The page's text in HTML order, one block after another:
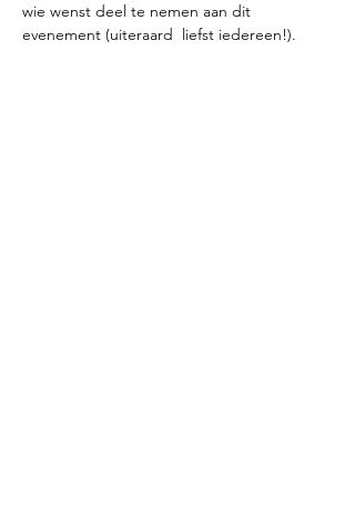
wie wenst deel te nemen aan dit
evenement (uiteraard  liefst iedereen!).